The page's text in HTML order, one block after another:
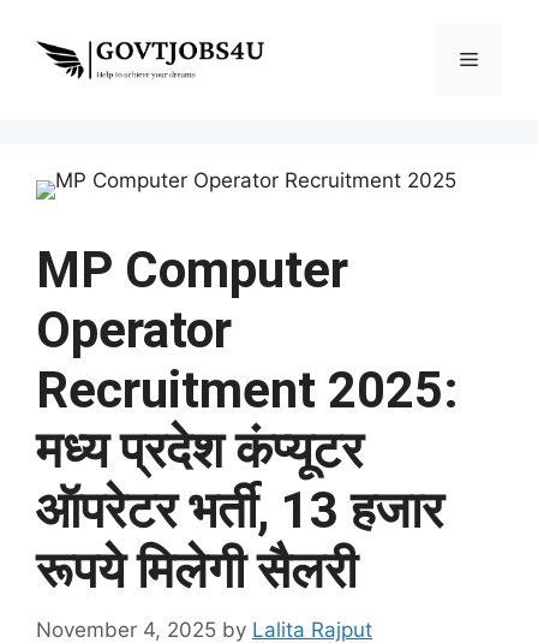
content
Menu
MP Computer
Operator
Recruitment 2025:
मध्य प्रदेश कंप्यूटर
ऑपरेटर भर्ती, 13 हजार
रूपये मिलेगी सैलरी
November 4, 2025 by Lalita Rajput